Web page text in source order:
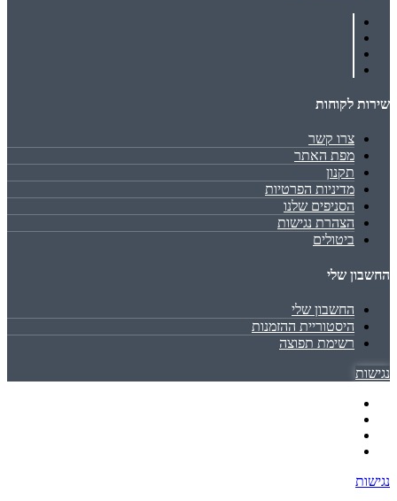
שירות לקוחות
צרו קשר
מפת האתר
תקנון
מדיניות הפרטיות
הסניפים שלנו
הצהרת נגישות
ביטולים
החשבון שלי
החשבון שלי
היסטוריית ההזמנות
רשימת תפוצה
נגישות
נגישות